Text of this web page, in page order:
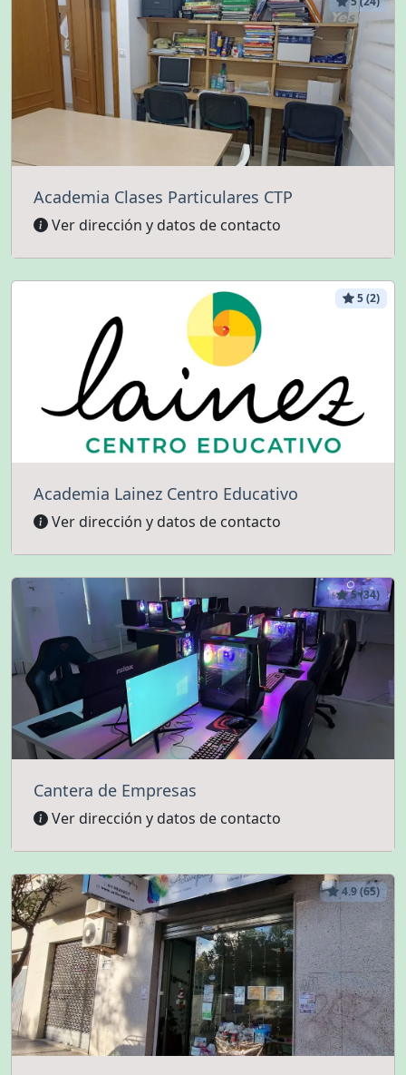
Academia Clases Particulares CTP
Ver dirección y datos de contacto
5 (2)
Academia Lainez Centro Educativo
Ver dirección y datos de contacto
5 (34)
Cantera de Empresas
Ver dirección y datos de contacto
4.9 (65)